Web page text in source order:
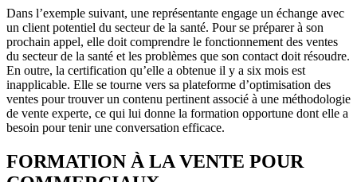
Dans l’exemple suivant, une représentante engage un échange avec
un client potentiel du secteur de la santé. Pour se préparer à son
prochain appel, elle doit comprendre le fonctionnement des ventes
du secteur de la santé et les problèmes que son contact doit résoudre.
En outre, la certification qu’elle a obtenue il y a six mois est
inapplicable. Elle se tourne vers sa plateforme d’optimisation des
ventes pour trouver un contenu pertinent associé à une méthodologie
de vente experte, ce qui lui donne la formation opportune dont elle a
besoin pour tenir une conversation efficace.
FORMATION À LA VENTE POUR